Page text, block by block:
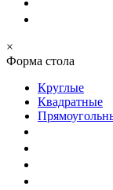
×
Форма стола
Круглые
Квадратные